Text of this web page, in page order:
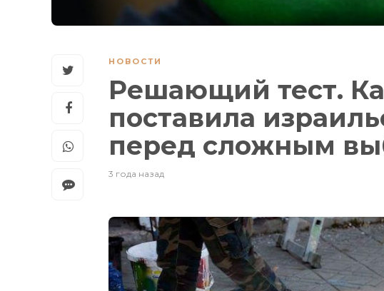
НОВОСТИ
Решающий тест.
поставила
перед сложным
3 года назад